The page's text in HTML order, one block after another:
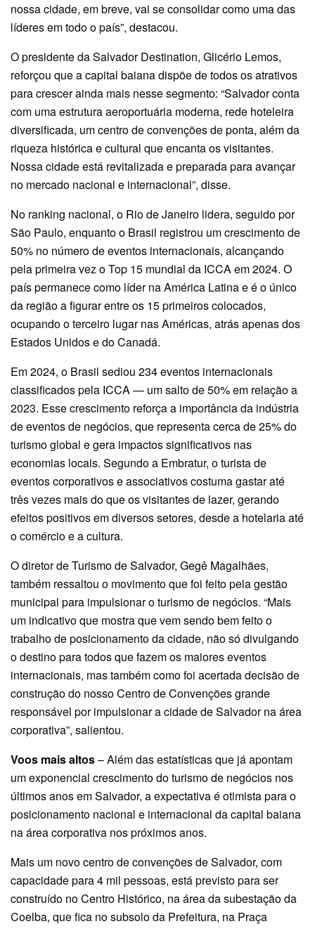
nossa cidade, em breve, vai se consolidar como uma das
líderes em todo o país”, destacou.
O presidente da Salvador Destination, Glicério Lemos,
reforçou que a capital baiana dispõe de todos os atrativos
para crescer ainda mais nesse segmento: “Salvador conta
com uma estrutura aeroportuária moderna, rede hoteleira
diversificada, um centro de convenções de ponta, além da
riqueza histórica e cultural que encanta os visitantes.
Nossa cidade está revitalizada e preparada para avançar
no mercado nacional e internacional”, disse.
No ranking nacional, o Rio de Janeiro lidera, seguido por
São Paulo, enquanto o Brasil registrou um crescimento de
50% no número de eventos internacionais, alcançando
pela primeira vez o Top 15 mundial da ICCA em 2024. O
país permanece como líder na América Latina e é o único
da região a figurar entre os 15 primeiros colocados,
ocupando o terceiro lugar nas Américas, atrás apenas dos
Estados Unidos e do Canadá.
Em 2024, o Brasil sediou 234 eventos internacionais
classificados pela ICCA — um salto de 50% em relação a
2023. Esse crescimento reforça a importância da indústria
de eventos de negócios, que representa cerca de 25% do
turismo global e gera impactos significativos nas
economias locais. Segundo a Embratur, o turista de
eventos corporativos e associativos costuma gastar até
três vezes mais do que os visitantes de lazer, gerando
efeitos positivos em diversos setores, desde a hotelaria até
o comércio e a cultura.
O diretor de Turismo de Salvador, Gegê Magalhães,
também ressaltou o movimento que foi feito pela gestão
municipal para impulsionar o turismo de negócios. “Mais
um indicativo que mostra que vem sendo bem feito o
trabalho de posicionamento da cidade, não só divulgando
o destino para todos que fazem os maiores eventos
internacionais, mas também como foi acertada decisão de
construção do nosso Centro de Convenções grande
responsável por impulsionar a cidade de Salvador na área
corporativa”, salientou.
Voos mais altos– Além das estatísticas que já apontam
um exponencial crescimento do turismo de negócios nos
últimos anos em Salvador, a expectativa é otimista para o
posicionamento nacional e internacional da capital baiana
na área corporativa nos próximos anos.
Mais um novo centro de convenções de Salvador, com
capacidade para 4 mil pessoas, está previsto para ser
construído no Centro Histórico, na área da subestação da
Coelba, que fica no subsolo da Prefeitura, na Praça